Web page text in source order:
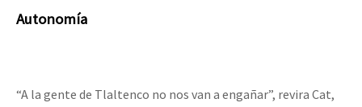
Autonomía
“A la gente de Tlaltenco no nos van a engañar”, revira Cat,